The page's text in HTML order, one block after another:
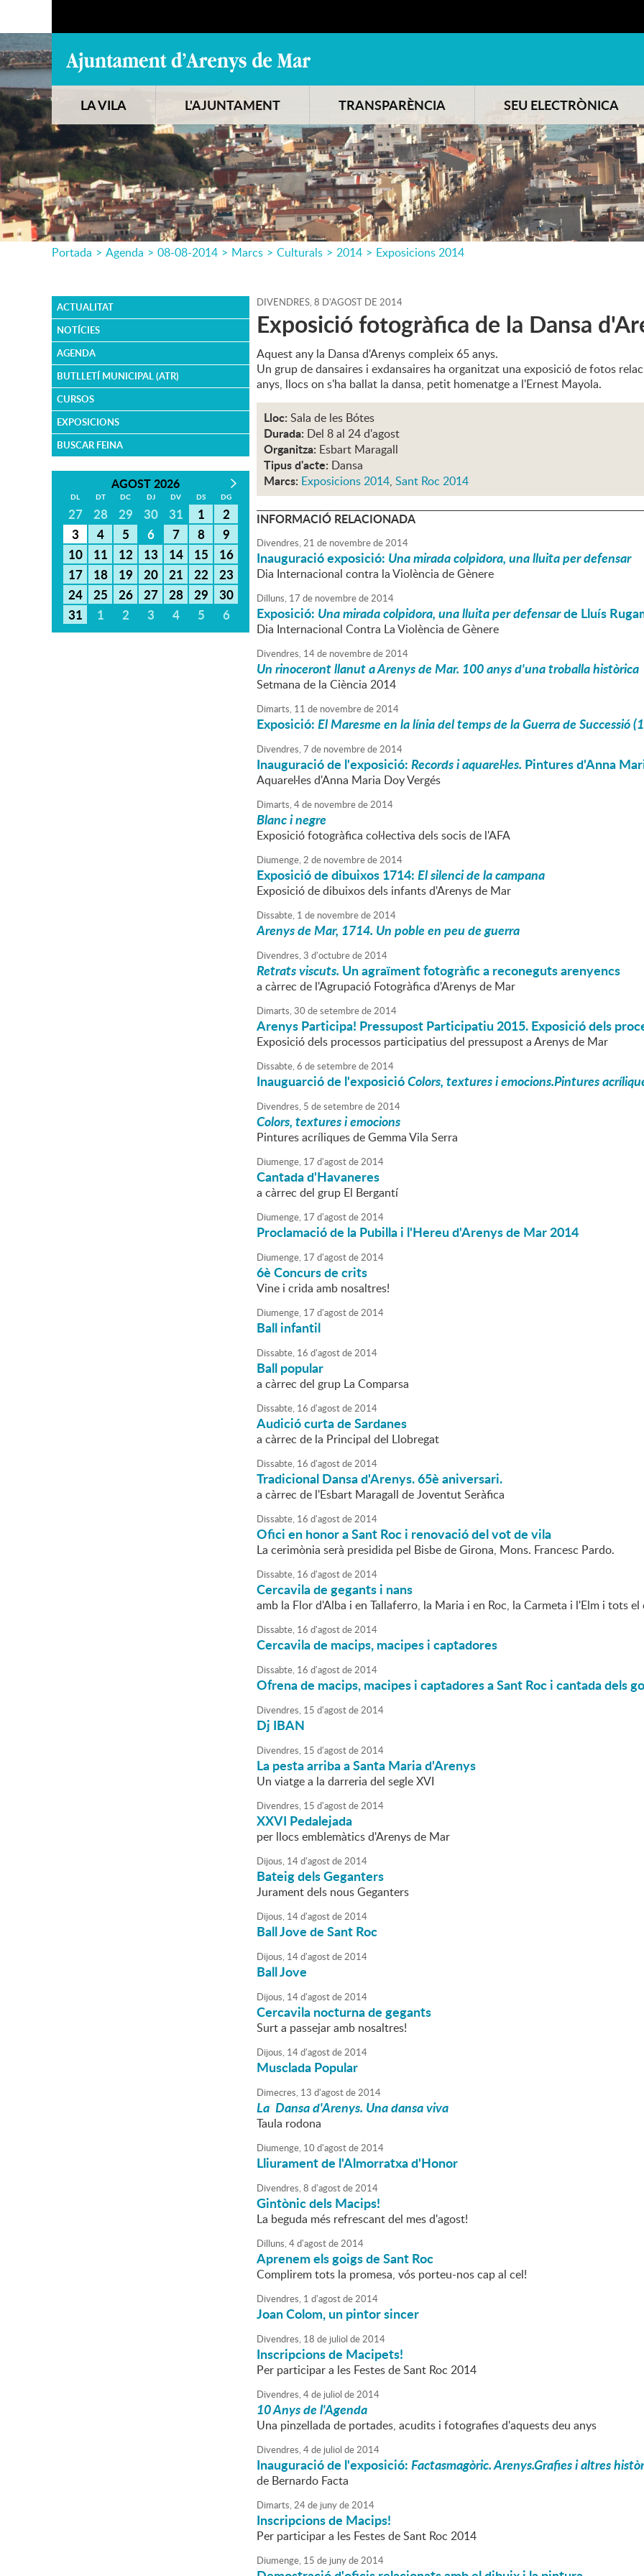
LA VILA L'AJUNTAMENT TRANSPARÈNCIA SEU ELECTRÒNICA
Portada > Agenda > 08-08-2014 > Marcs > Culturals > 2014 > Exposicions 2014
ACTUALITAT
NOTÍCIES
AGENDA
BUTLLETÍ MUNICIPAL (ATR)
CURSOS
EXPOSICIONS
BUSCAR FEINA
AGOST 2026
DL DT DC DJ DV DS DG
27 28 29 30 31 1
2
3
4 5 6 7 8
9
10
11 12 13 14 15
16
17
18 19 20 21 22
23
24
25 26 27 28 29
30
31
1 2 3 4 5 6
DIVENDRES,8 D'AGOST DE 2014
Exposició fotogràfica de la Dansa
Aquest any la Dansa d'Arenys compleix 65 anys.
Un grup de dansaires i exdansaires ha organitzat una exposició de fotos
anys, llocs on s'ha ballat la dansa, petit homenatge a l'Ernest Mayola.
Lloc: Sala de les Bótes
Durada: Del 8 al 24 d'agost
Organitza: Esbart Maragall
Tipus d'acte: Dansa
Marcs: Exposicions 2014, Sant Roc 2014
INFORMACIÓ RELACIONADA
Divendres,21 de novembrede2014
Inauguració exposició: Una mirada colpidora, una lluita per defensar
Dia Internacional contra la Violència de Gènere
Dilluns, 17 de novembrede2014
Exposició: Una mirada colpidora, una lluita per defensarde Lluís
Dia Internacional Contra La Violència de Gènere
Divendres, 14de novembrede2014
Un rinoceront llanut a Arenys de Mar. 100 anys d'una troballa històrica
Setmana de la Ciència 2014
Dimarts, 11 de novembrede2014
Exposició:El Maresme en la línia del temps de la Guerra de Successió
Divendres,7 de novembrede2014
Inauguració de l'exposició:Records i aquarel·les. Pintures d'Anna
Aquarel·les d'Anna Maria Doy Vergés
Dimarts,4de novembrede2014
Blanc i negre
Exposició fotogràfica col·lectiva dels socis de l'AFA
Diumenge,2 de novembrede2014
Exposició de dibuixos 1714:El silenci de la campana
Exposició de dibuixos dels infants d'Arenys de Mar
Dissabte, 1 de novembrede2014
Arenys de Mar, 1714. Un poble en peu de guerra
Divendres,3 d'octubrede2014
Retrats viscuts. Un agraïment fotogràfic a reconeguts arenyencs
a càrrec de l'Agrupació Fotogràfica d'Arenys de Mar
Dimarts,30 desetembrede2014
Arenys Participa! Pressupost Participatiu 2015. Exposició dels
Exposició dels processos participatius del pressupost a Arenys de Mar
Dissabte,6 desetembrede2014
Inauguarció de l'exposicióColors, textures i emocions.Pintures
Divendres, 5 desetembrede2014
Colors, textures i emocions
Pintures acríliques de Gemma Vila Serra
Diumenge, 17 d'agostde2014
Cantada d'Havaneres
a càrrec del grup El Bergantí
Diumenge, 17 d'agostde2014
Proclamació de la Pubilla i l'Hereu d'Arenys de Mar 2014
Diumenge, 17 d'agostde2014
6è Concurs de crits
Vine i crida amb nosaltres!
Diumenge, 17 d'agostde2014
Ball infantil
Dissabte, 16 d'agostde2014
Ball popular
a càrrec del grup La Comparsa
Dissabte, 16 d'agostde2014
Audició curta de Sardanes
a càrrec de la Principal del Llobregat
Dissabte, 16 d'agostde2014
Tradicional Dansa d'Arenys. 65è aniversari.
a càrrec de l'Esbart Maragall de Joventut Seràfica
Dissabte, 16 d'agostde2014
Ofici en honor a Sant Roc i renovació del vot de vila
La cerimònia serà presidida pel Bisbe de Girona, Mons. Francesc Pardo.
Dissabte, 16 d'agostde2014
Cercavila de gegants i nans
amb la Flor d'Alba i en Tallaferro, la Maria i en Roc, la Carmeta i l'Elm i tots el
Dissabte, 16 d'agostde2014
Cercavila de macips, macipes i captadores
Dissabte, 16 d'agostde2014
Ofrena de macips, macipes i captadores a Sant Roc i cantada dels
Divendres, 15 d'agostde2014
Dj IBAN
Divendres, 15 d'agostde2014
La pesta arriba a Santa Maria d'Arenys
Un viatge a la darreria del segle XVI
Divendres, 15 d'agostde2014
XXVI Pedalejada
per llocs emblemàtics d'Arenys de Mar
Dijous, 14d'agostde2014
Bateig dels Geganters
Jurament dels nous Geganters
Dijous, 14d'agostde2014
Ball Jove de Sant Roc
Dijous, 14d'agostde2014
Ball Jove
Dijous, 14d'agostde2014
Cercavila nocturna de gegants
Surt a passejar amb nosaltres!
Dijous, 14d'agostde2014
Musclada Popular
Dimecres, 13 d'agostde2014
La Dansa d'Arenys. Una dansa viva
Taula rodona
Diumenge, 10 d'agostde2014
Lliurament de l'Almorratxa d'Honor
Divendres,8 d'agostde2014
Gintònic dels Macips!
La beguda més refrescant del mes d'agost!
Dilluns,4d'agostde2014
Aprenem els goigs de Sant Roc
Complirem tots la promesa, vós porteu-nos cap al cel!
Divendres, 1 d'agostde2014
Joan Colom, un pintor sincer
Divendres, 18 de juliol de2014
Inscripcions de Macipets!
Per participar a les Festes de Sant Roc 2014
Divendres,4de juliol de2014
10 Anys de l'Agenda
Una pinzellada de portades, acudits i fotografies d'aquests deu anys
Divendres,4de juliol de2014
Inauguració de l'exposició:Factasmagòric. Arenys.Grafies i altres
de Bernardo Facta
Dimarts,24de junyde2014
Inscripcions de Macips!
Per participar a les Festes de Sant Roc 2014
Diumenge, 15 de junyde2014